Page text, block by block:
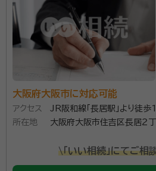
務に携わる行政書士として、遺言
遺産分割協議書の作成や遺言書
契約書・任意後見契約書・民事（
など、相続問題に関する手続き
す。 何よりもお客様の想いが遺
った解決方法を提案いたします。
気軽にお問合せください。
資格等：行政書士・上級相続診断士
所属団体：大阪府行政書士会、一般社
大阪府大阪市に対応可能
アクセス
JR阪和線「長居駅」より徒歩
所在地
大阪府大阪市住吉区長居２丁目７番１
\「いい相続」にてご相